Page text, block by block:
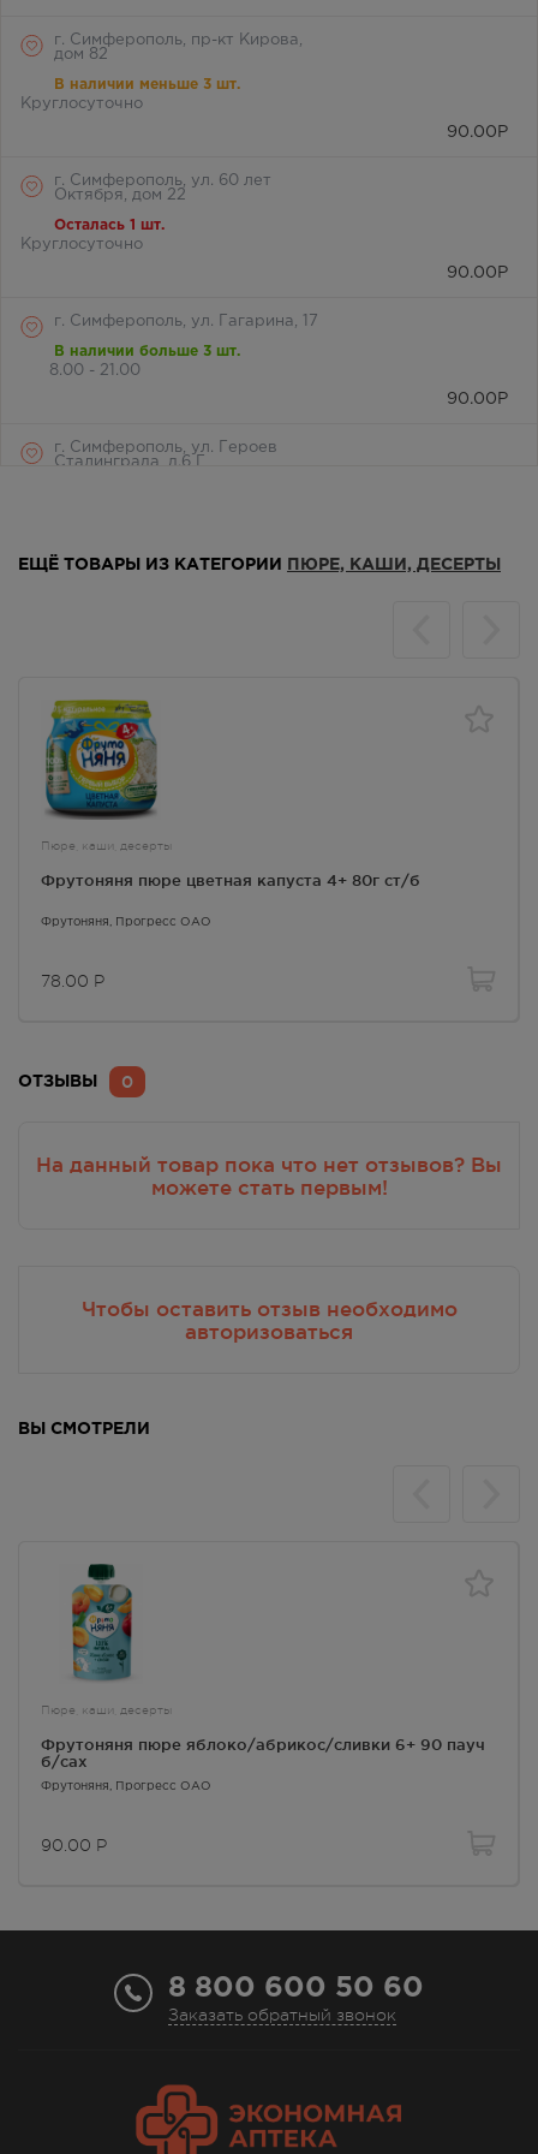
г. Симферополь, пр-кт Кирова,
дом 82
В наличии меньше 3 шт.
Круглосуточно
90.00 Р
г. Симферополь, ул. 60 лет
Октября, дом 22
Осталась 1 шт.
Круглосуточно
90.00 Р
г. Симферополь, ул. Гагарина, 17
В наличии больше 3 шт.
8.00 - 21.00
90.00 Р
г. Симферополь, ул. Героев
Сталинграда, д.6 Г
ЕЩЁ ТОВАРЫ ИЗ КАТЕГОРИИ
ПЮРЕ, КАШИ, ДЕСЕРТЫ
Пюре, каши, десерты
Фрутоняня пюре цветная капуста 4+ 80г ст/б
Фрутоняня , Прогресс ОАО
78.00 Р
0
ОТЗЫВЫ
Чтобы оставить отзыв необходимо
авторизоваться
На данный товар пока что нет отзывов? Вы
можете стать первым!
ВЫ СМОТРЕЛИ
Пюре, каши, десерты
Фрутоняня пюре яблоко/абрикос/сливки 6+ 90 пауч
б/сах
Фрутоняня , Прогресс ОАО
90.00 Р
8 800 600 50 60
Заказать обратный звонок